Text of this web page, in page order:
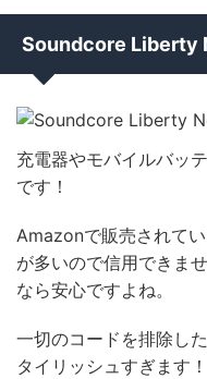
Soundcore Liberty
充電器やモバイルバッ
です！
Amazonで販売されて
が多いので信用できま
なら安心ですよね。
一切のコードを排除し
タイリッシュすぎます！